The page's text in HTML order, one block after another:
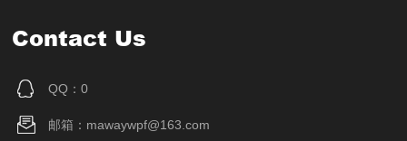
Contact Us
QQ：0
邮箱：mawaywpf@163.com